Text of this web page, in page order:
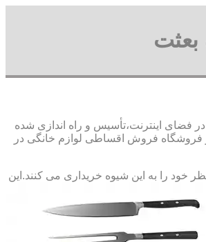
اینترنت،تأسیس و راه اندازی شده
فروش اقساطی لوازم خانگی در
خود را به این شیوه خریداری می کنند.این